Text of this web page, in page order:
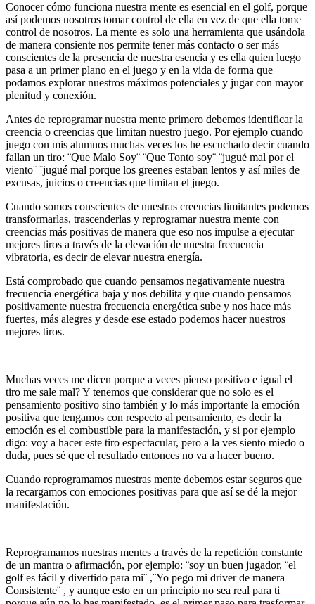
Conocer cómo funciona nuestra mente es esencial en el golf, porque
así podemos nosotros tomar control de ella en vez de que ella tome
control de nosotros. La mente es solo una herramienta que usándola
de manera consiente nos permite tener más contacto o ser más
conscientes de la presencia de nuestra esencia y es ella quien luego
pasa a un primer plano en el juego y en la vida de forma que
podamos explorar nuestros máximos potenciales y jugar con mayor
plenitud y conexión.
Antes de reprogramar nuestra mente primero debemos identificar la
creencia o creencias que limitan nuestro juego. Por ejemplo cuando
juego con mis alumnos muchas veces los he escuchado decir cuando
fallan un tiro: ¨Que Malo Soy¨ ¨Que Tonto soy¨ ¨jugué mal por el
viento¨ ¨jugué mal porque los greenes estaban lentos y así miles de
excusas, juicios o creencias que limitan el juego.
Cuando somos conscientes de nuestras creencias limitantes podemos
transformarlas, trascenderlas y reprogramar nuestra mente con
creencias más positivas de manera que eso nos impulse a ejecutar
mejores tiros a través de la elevación de nuestra frecuencia
vibratoria, es decir de elevar nuestra energía.
Está comprobado que cuando pensamos negativamente nuestra
frecuencia energética baja y nos debilita y que cuando pensamos
positivamente nuestra frecuencia energética sube y nos hace más
fuertes, más alegres y desde ese estado podemos hacer nuestros
mejores tiros.
Muchas veces me dicen porque a veces pienso positivo e igual el
tiro me sale mal? Y tenemos que considerar que no solo es el
pensamiento positivo sino también y lo más importante la emoción
positiva que tengamos con respecto al pensamiento, es decir la
emoción es el combustible para la manifestación, y si por ejemplo
digo: voy a hacer este tiro espectacular, pero a la ves siento miedo o
duda, pues sé que el resultado entonces no va a hacer bueno.
Cuando reprogramamos nuestras mente debemos estar seguros que
la recargamos con emociones positivas para que así se dé la mejor
manifestación.
Reprogramamos nuestras mentes a través de la repetición constante
de un mantra o afirmación, por ejemplo: ¨soy un buen jugador, ¨el
golf es fácil y divertido para mi¨ ,¨Yo pego mi driver de manera
Consistente¨ , y aunque esto en un principio no sea real para ti